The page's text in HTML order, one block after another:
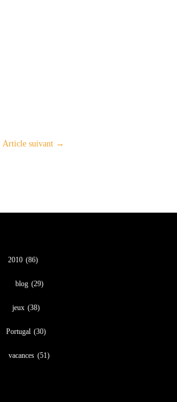
Article suivant→
2010 (86)
blog (29)
jeux (38)
Portugal (30)
vacances (51)